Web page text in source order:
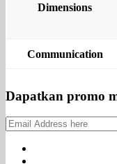
Dimensions
Communication
Dapatkan promo